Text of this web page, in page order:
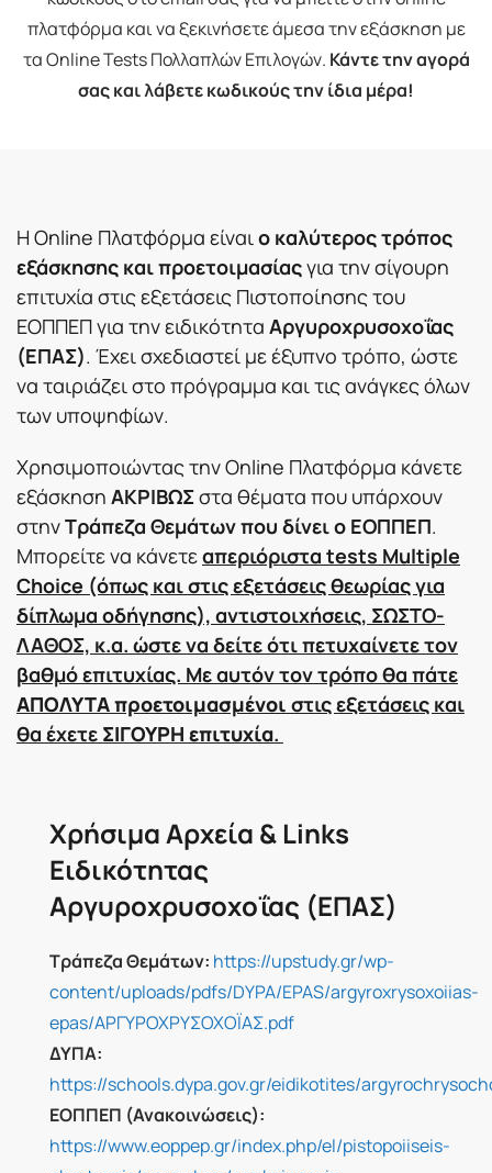
πλατφόρμα και να ξεκινήσετε άμεσα την εξάσκηση με
τα Online Tests Πολλαπλών Επιλογών. Κάντε την αγορά
σας και λάβετε κωδικούς την ίδια μέρα!
Η Online Πλατφόρμα είναιο καλύτερος τρόπος
εξάσκησης και προετοιμασίαςγια την σίγουρη
επιτυχία στις εξετάσεις Πιστοποίησης του
ΕΟΠΠΕΠ για την ειδικότητα Αργυροχρυσοχοΐας
(ΕΠΑΣ). Έχει σχεδιαστεί με έξυπνο τρόπο, ώστε
να ταιριάζει στο πρόγραμμα και τις ανάγκες όλων
των υποψηφίων.
Χρησιμοποιώντας την Online Πλατφόρμα κάνετε
εξάσκηση ΑΚΡΙΒΩΣστα θέματα που υπάρχουν
στηνΤράπεζα Θεμάτων που δίνει ο ΕΟΠΠΕΠ.
Μπορείτε να κάνετεαπεριόριστα tests Multiple
Choice (όπως και στις εξετάσεις θεωρίας για
δίπλωμα οδήγησης), αντιστοιχήσεις, ΣΩΣΤΟ-
ΛΑΘΟΣ, κ.α. ώστε να δείτε ότι πετυχαίνετε τον
βαθμό επιτυχίας. Με αυτόν τον τρόπο θα πάτε
ΑΠΟΛΥΤΑ προετοιμασμένοι στις εξετάσεις και
θα έχετε ΣΙΓΟΥΡΗ επιτυχία.
Χρήσιμα Αρχεία & Links
Ειδικότητας
Αργυροχρυσοχοΐας (ΕΠΑΣ)
Τράπεζα Θεμάτων: https://upstudy.gr/wp-
content/uploads/pdfs/DYPA/EPAS/argyroxrysoxoiias-
epas/ΑΡΓΥΡΟΧΡΥΣΟΧΟΪΑΣ.pdf
ΔΥΠΑ:
https://schools.dypa.gov.gr/eidikotites/
ΕΟΠΠΕΠ (Ανακοινώσεις):
https://www.eoppep.gr/index.php/el/pistopoiiseis-